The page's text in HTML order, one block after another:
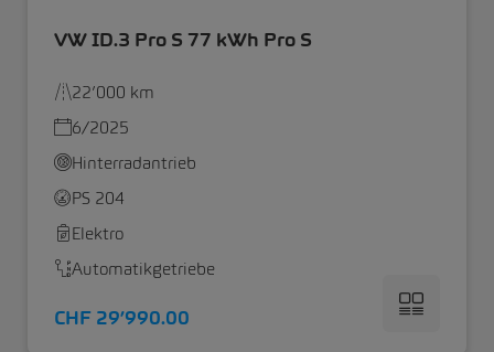
VW ID.3 Pro S 77 kWh Pro S
22’000 km
6/2025
Hinterradantrieb
PS 204
Elektro
Automatikgetriebe
CHF 29’990.00